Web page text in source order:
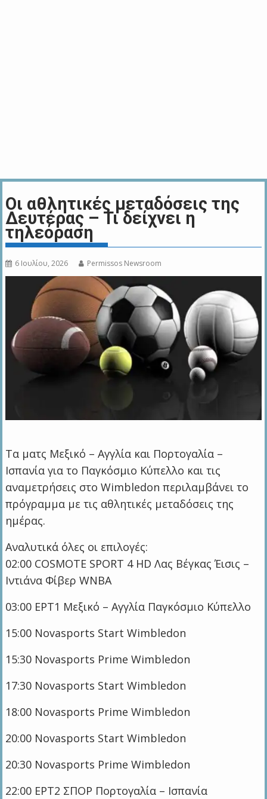
Οι αθλητικές μεταδόσεις της
Δευτέρας – Τι δείχνει η
τηλεόραση
6 Ιουλίου, 2026 Permissos Newsroom
Τα ματς Μεξικό – Αγγλία και Πορτογαλία –
Ισπανία για το Παγκόσμιο Κύπελλο και τις
αναμετρήσεις στο Wimbledon περιλαμβάνει το
πρόγραμμα με τις αθλητικές μεταδόσεις της
ημέρας.
Αναλυτικά όλες οι επιλογές:
02:00 COSMOTE SPORT 4 HD Λας Βέγκας Έισις –
Ιντιάνα Φίβερ WNBA
03:00 ΕΡΤ1 Μεξικό – Αγγλία Παγκόσμιο Κύπελλο
15:00 Novasports Start Wimbledon
15:30 Novasports Prime Wimbledon
17:30 Novasports Start Wimbledon
18:00 Novasports Prime Wimbledon
20:00 Novasports Start Wimbledon
20:30 Novasports Prime Wimbledon
22:00 ΕΡΤ2 ΣΠΟΡ Πορτογαλία – Ισπανία